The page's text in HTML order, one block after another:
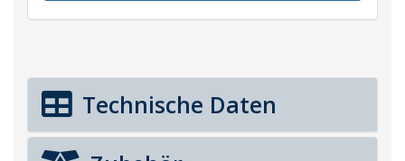
Technische Daten